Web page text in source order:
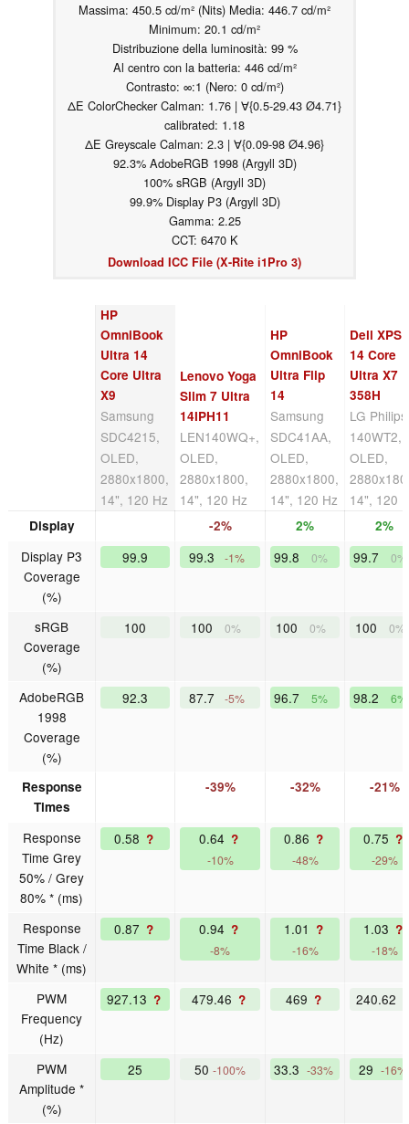
Massima: 450.5 cd/m² (Nits) Media: 446.7 cd/m²
Minimum: 20.1 cd/m²
Distribuzione della luminosità: 99 %
Al centro con la batteria: 446 cd/m²
Contrasto: ∞:1 (Nero: 0 cd/m²)
ΔE ColorChecker Calman: 1.76 | ∀{0.5-29.43 Ø4.71}
calibrated: 1.18
ΔE Greyscale Calman: 2.3 | ∀{0.09-98 Ø4.96}
92.3% AdobeRGB 1998 (Argyll 3D)
100% sRGB (Argyll 3D)
99.9% Display P3 (Argyll 3D)
Gamma: 2.25
CCT: 6470 K
Download ICC File (X-Rite i1Pro 3)
HP
OmniBook
Ultra 14
Core Ultra
X9
Samsung
SDC4215,
OLED,
2880x1800,
14", 120 Hz
Lenovo Yoga
Slim 7 Ultra
14IPH11
LEN140WQ+,
OLED,
2880x1800,
14", 120 Hz
HP
OmniBook
Ultra Flip
14
Samsung
SDC41AA,
OLED,
2880x1800,
14", 120 Hz
Dell XPS
14 Core
Ultra X7
358H
LG Philips
140WT2,
OLED,
14", 120
Display -2% 2% 2%
Display P3
Coverage
(%)
99.9 99.3 -1% 99.8 0% 99.7 0%
sRGB
Coverage
(%)
100 100 0% 100 0% 100 0%
AdobeRGB
1998
Coverage
(%)
92.3 87.7 -5% 96.7 5% 98.2 6%
Response
Times
-39% -32% -21%
Response
Time Grey
50% / Grey
80% * (ms)
0.58 ? 0.64 ?
-10%
0.86 ?
-48%
0.75 ?
-29%
Response
Time Black /
White * (ms)
0.87 ? 0.94 ?
-8%
1.01 ?
-16%
1.03 ?
-18%
PWM
Frequency
(Hz)
927.13 ? 479.46 ? 469 ? 240.62
PWM
Amplitude *
(%)
25 50 -100% 33.3 -33% 29 -16%